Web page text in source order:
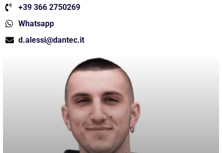
+39 366 2750269
Whatsapp
d.alessi@dantec.it